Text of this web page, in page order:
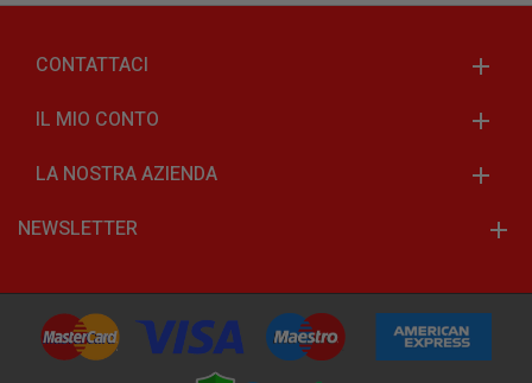
CONTATTACI
IL MIO CONTO
LA NOSTRA AZIENDA
NEWSLETTER